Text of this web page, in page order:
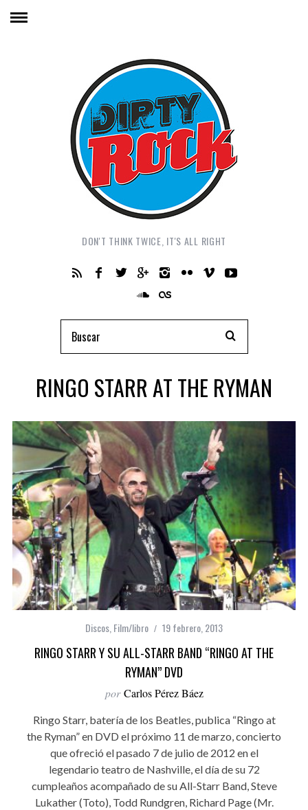
DON'T THINK TWICE, IT'S ALL RIGHT
RINGO STARR AT THE RYMAN
Discos Film/libro 19 febrero, 2013
RINGO STARR Y SU ALL-STARR BAND “RINGO AT THE
RYMAN” DVD
por Carlos Pérez Báez
Ringo Starr, batería de los Beatles, publica “Ringo at
the Ryman” en DVD el próximo 11 de marzo, concierto
que ofreció el pasado 7 de julio de 2012 en el
legendario teatro de Nashville, el día de su 72
cumpleaños acompañado de su All-Starr Band, Steve
Lukather (Toto), Todd Rundgren, Richard Page (Mr.